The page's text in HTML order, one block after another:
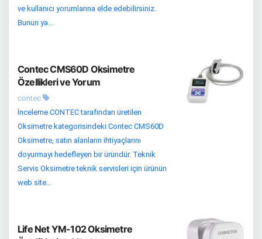
ve kullanıcı yorumlarına elde edebilirsiniz.
Bunun ya...
Contec CMS60D Oksimetre
Özellikleri ve Yorum
contec
İnceleme CONTEC tarafından üretilen
Oksimetre kategorisindeki Contec CMS60D
Oksimetre, satın alanların ihtiyaçlarını
doyurmayı hedefleyen bir üründür. Teknik
Servis Oksimetre teknik servisleri için ürünün
web site...
Life Net YM-102 Oksimetre